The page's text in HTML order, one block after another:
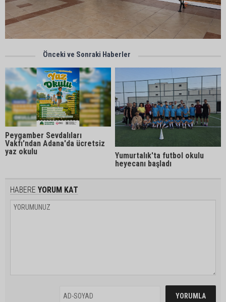
Önceki ve Sonraki Haberler
Peygamber Sevdalıları
Vakfı'ndan Adana'da ücretsiz
yaz okulu
Yumurtalık'ta futbol okulu
heyecanı başladı
HABERE YORUM KAT